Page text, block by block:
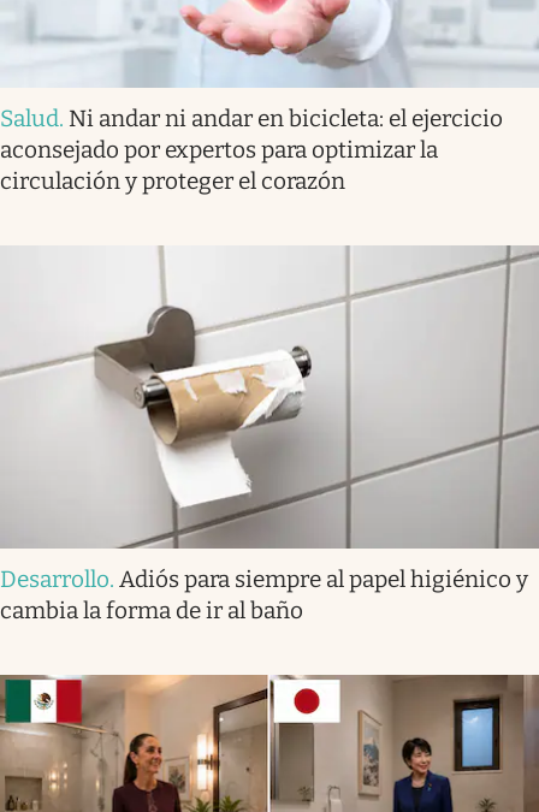
Salud. Ni andar ni andar en bicicleta: el ejercicio
aconsejado por expertos para optimizar la
circulación y proteger el corazón
Desarrollo. Adiós para siempre al papel higiénico y
cambia la forma de ir al baño